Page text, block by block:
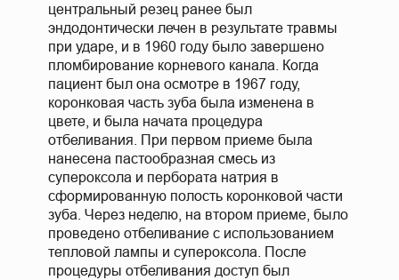
центральный резец ранее был
эндодонтически лечен в результате травмы
при ударе, и в 1960 году было завершено
пломбирование корневого канала. Когда
пациент был она осмотре в 1967 году,
коронковая часть зуба была изменена в
цвете, и была начата процедура
отбеливания. При первом приеме была
нанесена пастообразная смесь из
супероксола и пербората натрия в
сформированную полость коронковой части
зуба. Через неделю, на втором приеме, было
проведено отбеливание с использованием
тепловой лампы и супероксола. После
процедуры отбеливания доступ был